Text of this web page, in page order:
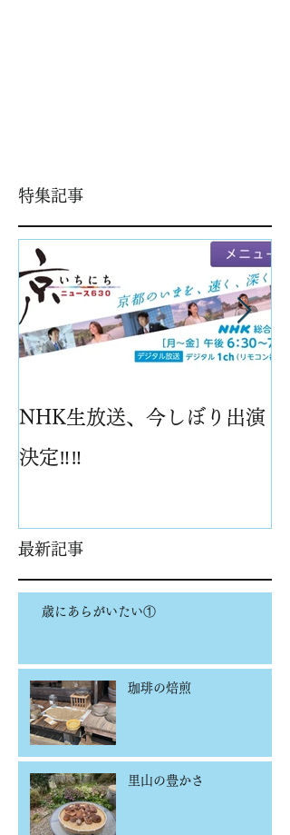
特集記事
NHK生放送、今しぼり出演
決定‼️‼️
最新記事
歳にあらがいたい①
珈琲の焙煎
里山の豊かさ